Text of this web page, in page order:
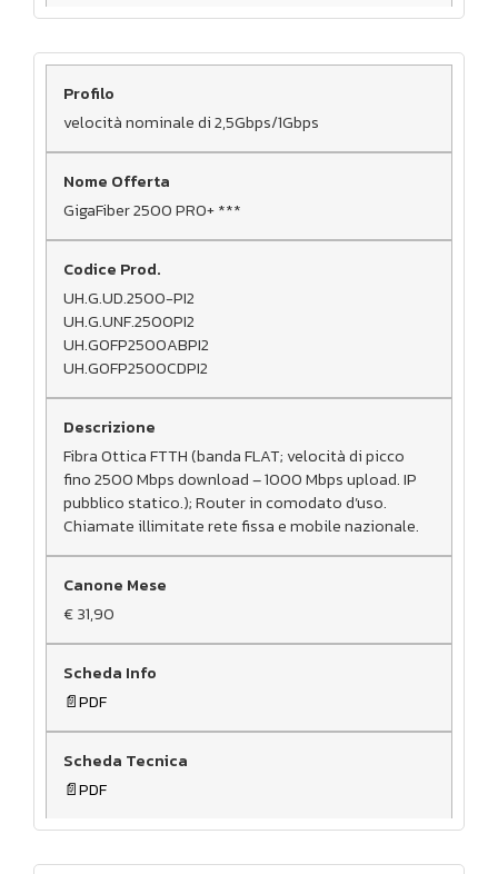
velocità nominale di 2,5Gbps/1Gbps
GigaFiber 2500 PRO+ ***
UH.G.UD.2500-PI2
UH.G.UNF.2500PI2
UH.GOFP2500ABPI2
UH.GOFP2500CDPI2
Fibra Ottica FTTH (banda FLAT; velocità di picco
fino 2500 Mbps download – 1000 Mbps upload. IP
pubblico statico.); Router in comodato d’uso.
Chiamate illimitate rete fissa e mobile nazionale.
€ 31,90
PDF
PDF